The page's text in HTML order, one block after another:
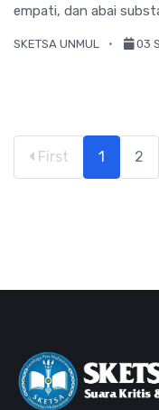
empati, dan abai
SKETSA UNMUL 03
First 1 2